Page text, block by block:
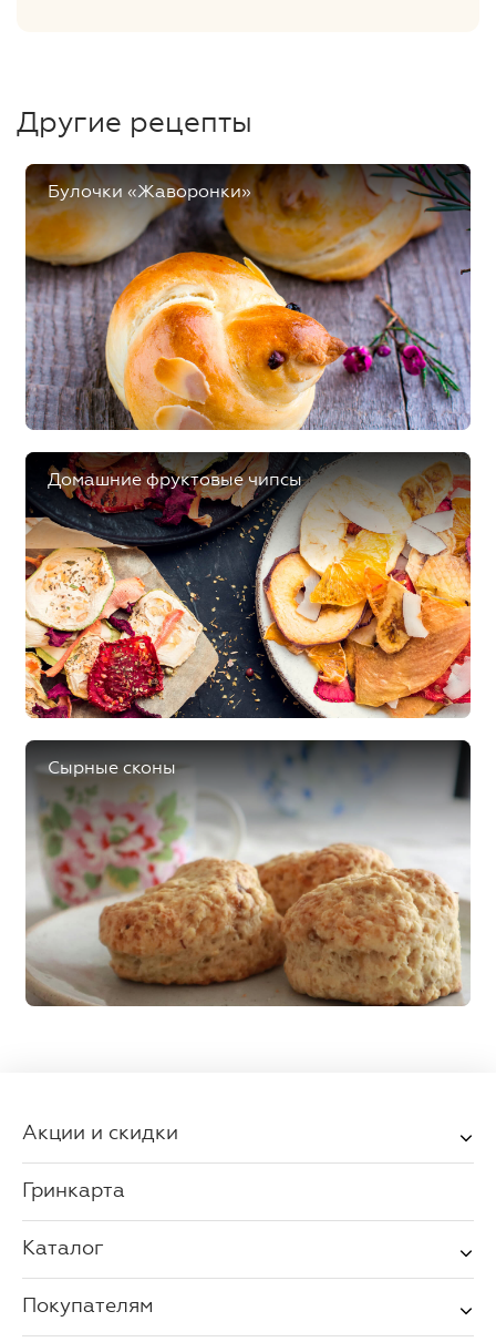
Другие рецепты
Булочки «Жаворонки»
Домашние фруктовые чипсы
Сырные сконы
Акции и скидки
Гринкарта
Каталог
Покупателям